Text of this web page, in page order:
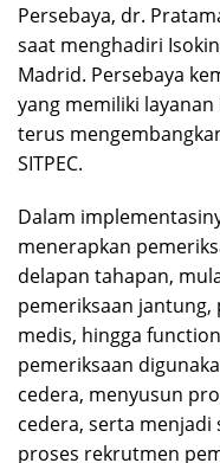
Persebaya, dr.
saat menghadiri
Madrid. Persebaya
yang memiliki
terus
SITPEC.
Dalam
menerapkan
delapan tahapan,
pemeriksaan
medis, hingga
pemeriksaan
cedera, menyusun
cedera, serta
proses rekrutmen